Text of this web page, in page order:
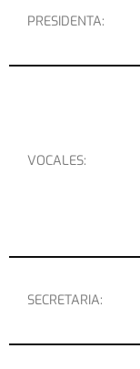
PRESIDENTA:
VOCALES:
SECRETARIA: